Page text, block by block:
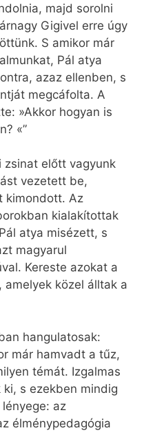
majd sorolni
Gigivel erre úgy
S amikor már
Pál atya
azaz ellenben, s
megcáfolta. A
»Akkor hogyan is
«”
zsinat előtt vagyunk
vezetett be,
kimondott. Az
kialakítottak
atya misézett, s
magyarul
Kereste azokat a
közel álltak a
hangulatosak:
már hamvadt a tűz,
témát. Izgalmas
s ezekben mindig
az
élménypedagógia